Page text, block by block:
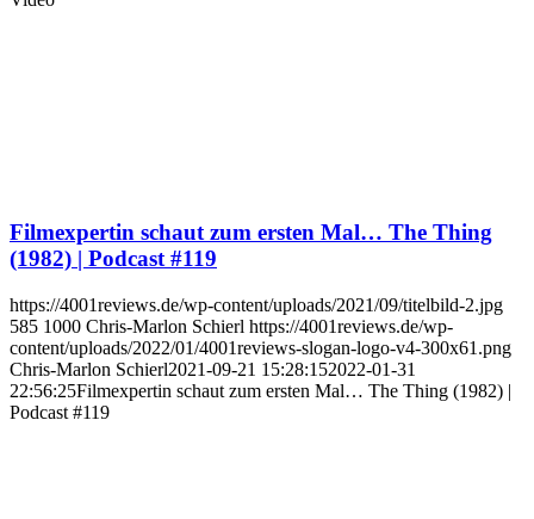
Filmexpertin schaut zum ersten Mal… The Thing
(1982) | Podcast #119
https://4001reviews.de/wp-content/uploads/2021/09/titelbild-2.jpg
585 1000 Chris-Marlon Schierl https://4001reviews.de/wp-
content/uploads/2022/01/4001reviews-slogan-logo-v4-300x61.png
Chris-Marlon Schierl2021-09-21 15:28:152022-01-31
22:56:25Filmexpertin schaut zum ersten Mal… The Thing (1982) |
Podcast #119